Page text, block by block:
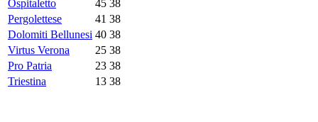
Ospitaletto
45 38
Pergolettese
41 38
Dolomiti Bellunesi 40 38
Virtus Verona
25 38
Pro Patria
23 38
Triestina
13 38